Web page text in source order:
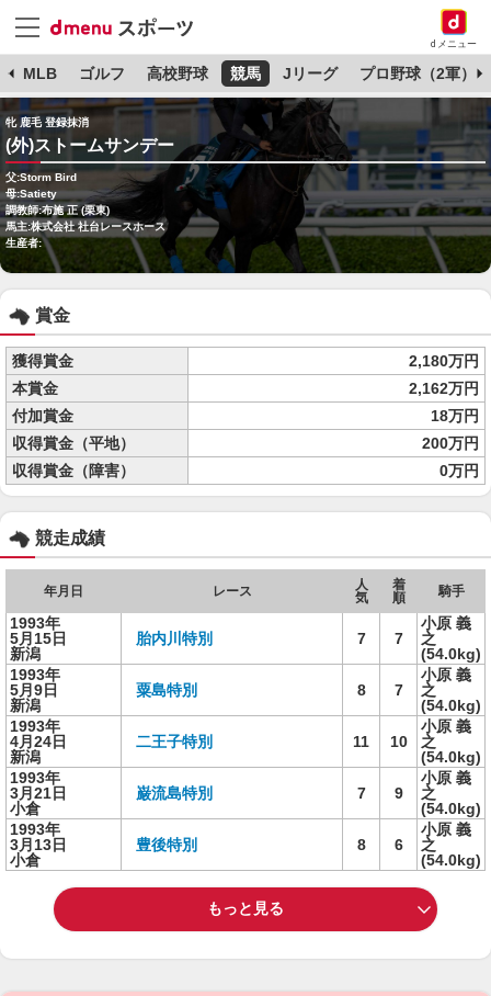
dメニュー
MLB ゴルフ 高校野球 競馬 Jリーグ プロ野球（2軍）
牝 鹿毛 登録抹消
(外)ストームサンデー
父:Storm Bird
母:Satiety
調教師:布施 正 (栗東)
馬主:株式会社 社台レースホース
生産者:
賞金
獲得賞金
2,180万円
本賞金
2,162万円
付加賞金
18万円
収得賞金（平地）
200万円
収得賞金（障害）
0万円
競走成績
年月日 レース
人
気
着
順
騎手
1993年
5月15日
新潟
胎内川特別 7 7
小原 義
之
(54.0kg)
1993年
5月9日
新潟
粟島特別 8 7
小原 義
之
(54.0kg)
1993年
4月24日
新潟
二王子特別 11 10
小原 義
之
(54.0kg)
1993年
3月21日
小倉
巌流島特別 7 9
小原 義
之
(54.0kg)
1993年
3月13日
小倉
豊後特別 8 6
小原 義
之
(54.0kg)
もっと見る